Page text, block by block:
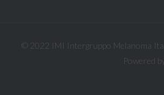
© 2022 IMI Intergruppo Melanoma
Powered